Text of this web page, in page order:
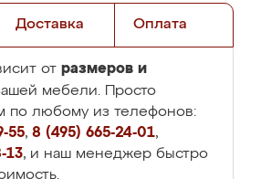
Доставка Оплата
от размеров и
мебели. Просто
по любому из телефонов:
55, 8 (495) 665-24-01,
13, и наш менеджер быстро